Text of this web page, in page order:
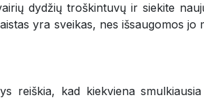
dydžių troškintuvų ir siekite
yra sveikas, nes išsaugomos
reiškia, kad kiekviena